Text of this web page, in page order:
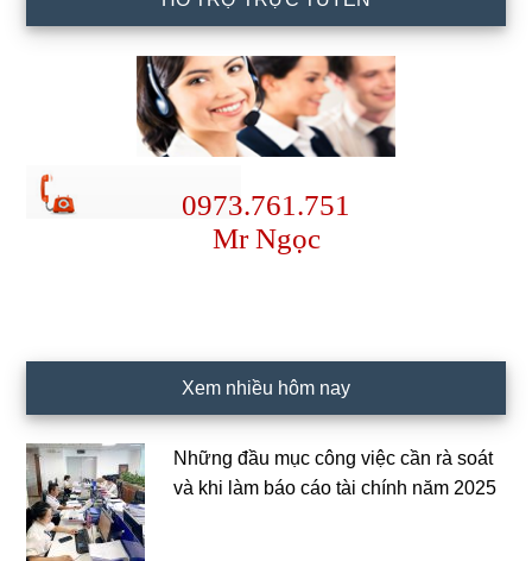
0973.761.751
Mr Ngọc
Xem nhiều hôm nay
Những đầu mục công việc cần rà soát
và khi làm báo cáo tài chính năm 2025